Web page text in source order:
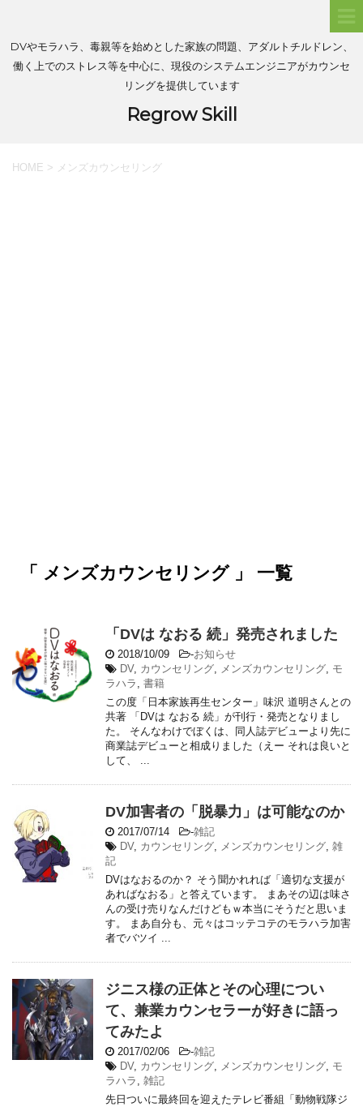
DVやモラハラ、毒親等を始めとした家族の問題、アダルトチルドレン、
働く上でのストレス等を中心に、現役のシステムエンジニアがカウンセ
リングを提供しています
Regrow Skill
HOME > メンズカウンセリング
「 メンズカウンセリング 」 一覧
「DVは なおる 続」発売されました
2018/10/09 -お知らせ
DV, カウンセリング, メンズカウンセリング, モ
ラハラ , 書籍
この度「日本家族再生センター」味沢 道明さんとの
共著 「DVは なおる 続」が刊行・発売となりまし
た。 そんなわけでぼくは、同人誌デビューより先に
商業誌デビューと相成りました（えー それは良いと
して、 ...
DV加害者の「脱暴力」は可能なのか
2017/07/14 -雑記
DV, カウンセリング, メンズカウンセリング, 雑
記
DVはなおるのか？ そう聞かれれば「適切な支援が
あればなおる」と答えています。 まあその辺は味さ
んの受け売りなんだけどもｗ本当にそうだと思いま
す。 まあ自分も、元々はコッテコテのモラハラ加害
者でバツイ ...
ジニス様の正体とその心理につい
て、兼業カウンセラーが好きに語っ
てみたよ
2017/02/06 -雑記
DV, カウンセリング, メンズカウンセリング, モ
ラハラ , 雑記
先日ついに最終回を迎えたテレビ番組「動物戦隊ジ